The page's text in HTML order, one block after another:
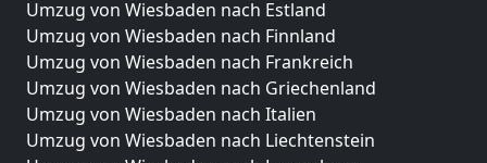
Umzug von Wiesbaden nach Estland
Umzug von Wiesbaden nach Finnland
Umzug von Wiesbaden nach Frankreich
Umzug von Wiesbaden nach Griechenland
Umzug von Wiesbaden nach Italien
Umzug von Wiesbaden nach Liechtenstein